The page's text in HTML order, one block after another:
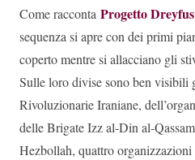
Come racconta Progetto Dreyfus
sequenza si apre con dei primi
coperto mentre si allacciano gli
Sulle loro divise sono ben visibili
Rivoluzionarie Iraniane,
delle Brigate Izz al-Din al-
Hezbollah, quattro